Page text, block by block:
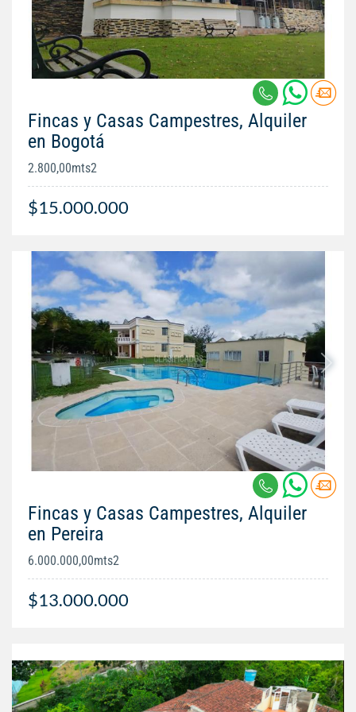
Fincas y Casas Campestres, Alquiler
en Bogotá
2.800,00mts2
$15.000.000
Fincas y Casas Campestres, Alquiler
en Pereira
6.000.000,00mts2
$13.000.000